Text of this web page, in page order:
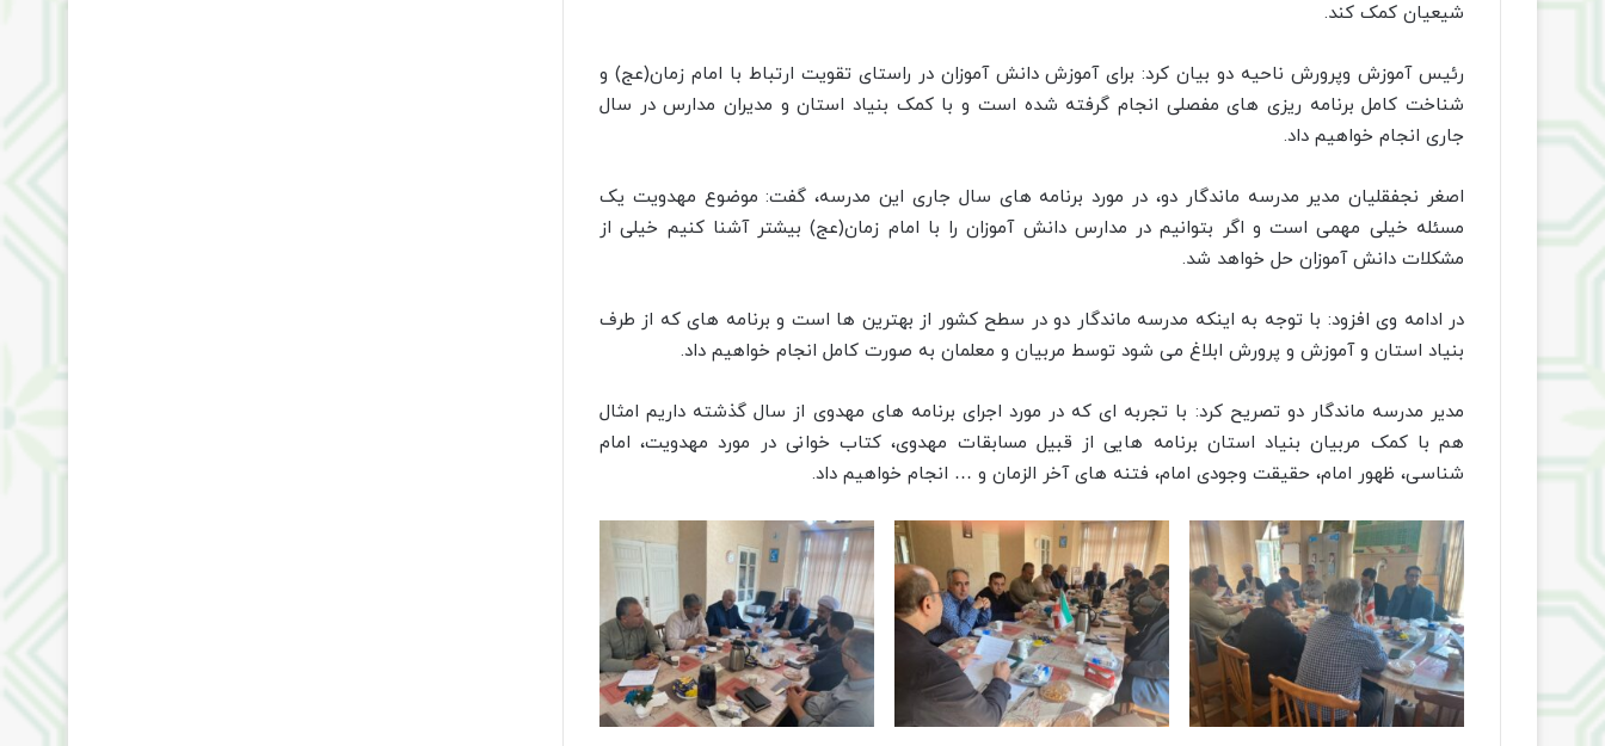
شیعیان کمک کند.
رئیس آموزش وپرورش ناحیه دو بیان کرد: برای آموزش دانش آموزان در راستای تقویت ارتباط با امام زمان(عج) و
شناخت کامل برنامه ریزی های مفصلی انجام گرفته شده است و با کمک بنیاد استان و مدیران مدارس در سال
جاری انجام خواهیم داد.
اصغر نجفقلیان مدیر مدرسه ماندگار دو، در مورد برنامه های سال جاری این مدرسه، گفت: موضوع مهدویت یک
مسئله خیلی مهمی است و اگر بتوانیم در مدارس دانش آموزان را با امام زمان(عج) بیشتر آشنا کنیم خیلی از
مشکلات دانش آموزان حل خواهد شد.
در ادامه وی افزود: با توجه به اینکه مدرسه ماندگار دو در سطح کشور از بهترین ها است و برنامه های که از طرف
بنیاد استان و آموزش و پرورش ابلاغ می شود توسط مربیان و معلمان به صورت کامل انجام خواهیم داد.
مدیر مدرسه ماندگار دو تصریح کرد: با تجربه ای که در مورد اجرای برنامه های مهدوی از سال گذشته داریم امثال
هم با کمک مربیان بنیاد استان برنامه هایی از قبیل مسابقات مهدوی، کتاب‌ خوانی در مورد مهدویت، امام
شناسی، ظهور امام، حقیقت وجودی امام، فتنه های آخر الزمان و … انجام خواهیم داد.